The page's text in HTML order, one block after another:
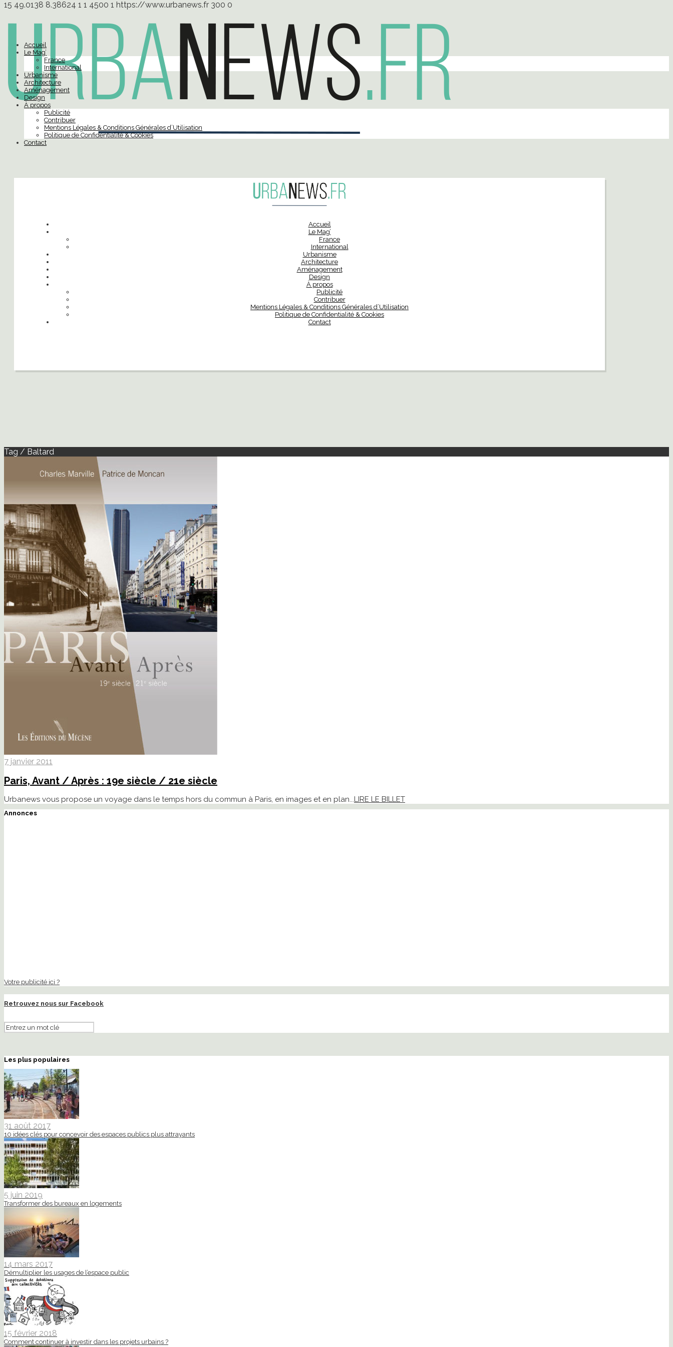
15 49.0138 8.38624 1 1 4500 1 https://www.urbanews.fr 300 0
Accueil
Le Mag’
France
International
Urbanisme
Architecture
Aménagement
Design
À propos
Publicité
Contribuer
Mentions Légales & Conditions Générales d’Utilisation
Politique de Confidentialité & Cookies
Contact
Accueil
Le Mag’
France
International
Urbanisme
Architecture
Aménagement
Design
À propos
Publicité
Contribuer
Mentions Légales & Conditions Générales d’Utilisation
Politique de Confidentialité & Cookies
Contact
Tag / Baltard
7 janvier 2011
Paris, Avant / Après : 19e siècle / 21e siècle
Urbanews vous propose un voyage dans le temps hors du commun à Paris, en images et en plan...LIRE LE BILLET
Annonces
Votre publicité ici ?
Retrouvez nous sur Facebook
Les plus populaires
31 août 2017
10 idées clés pour concevoir des espaces publics plus attrayants
5 juin 2019
Transformer des bureaux en logements
14 mars 2017
Démultiplier les usages de l’espace public
15 février 2018
Comment continuer à investir dans les projets urbains ?